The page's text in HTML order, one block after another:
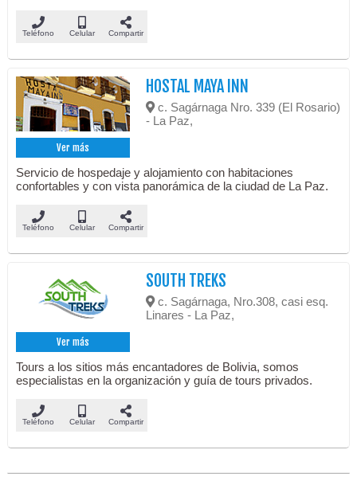
Teléfono Celular Compartir
Ver más
HOSTAL MAYA INN
c. Sagárnaga Nro. 339 (El Rosario)
- La Paz,
Servicio de hospedaje y alojamiento con habitaciones
confortables y con vista panorámica de la ciudad de La Paz.
Teléfono Celular Compartir
Ver más
SOUTH TREKS
c. Sagárnaga, Nro.308, casi esq.
Linares - La Paz,
Tours a los sitios más encantadores de Bolivia, somos
especialistas en la organización y guía de tours privados.
Teléfono Celular Compartir